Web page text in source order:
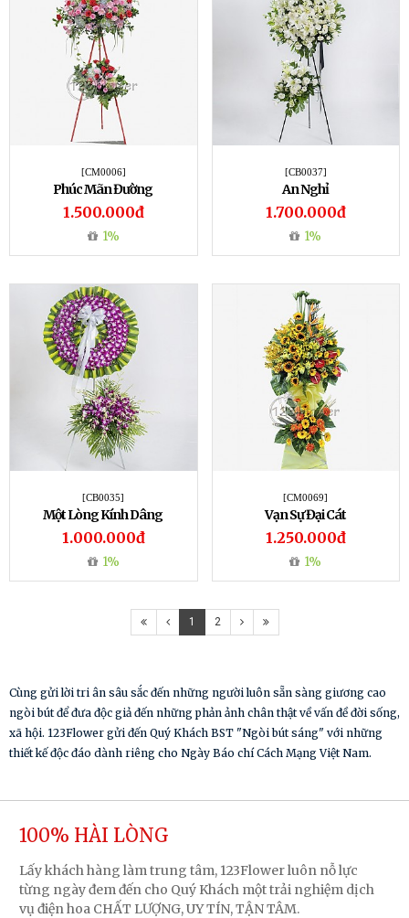
[CM0006]
Phúc Mãn Đường
1.500.000đ
1%
[CB0037]
An Nghỉ
1.700.000đ
1%
[CB0035]
Một Lòng Kính Dâng
1.000.000đ
1%
[CM0069]
Vạn Sự Đại Cát
1.250.000đ
1%
1 2
Cùng gửi lời tri ân sâu sắc đến những người luôn sẵn sàng giương cao
ngòi bút để đưa độc giả đến những phản ảnh chân thật về vấn đề đời sống,
xã hội. 123Flower gửi đến Quý Khách BST "Ngòi bút sáng" với những
thiết kế độc đáo dành riêng cho Ngày Báo chí Cách Mạng Việt Nam.
100% HÀI LÒNG
Lấy khách hàng làm trung tâm, 123Flower luôn nỗ lực
từng ngày đem đến cho Quý Khách một trải nghiệm dịch
vụ điện hoa CHẤT LƯỢNG, UY TÍN, TẬN TÂM.